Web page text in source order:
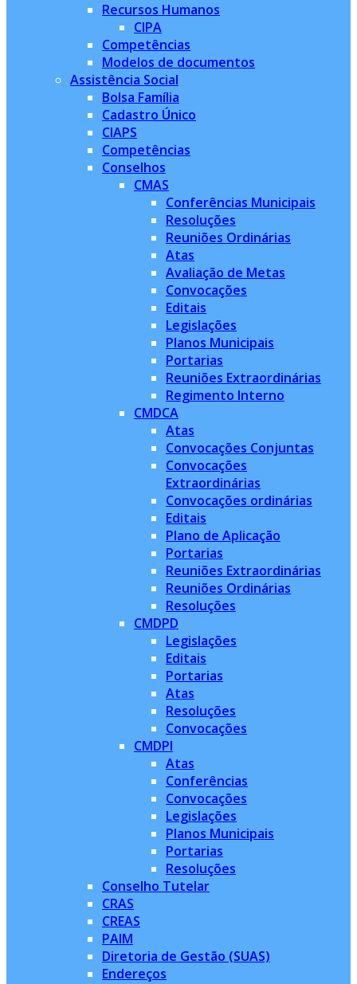
Recursos Humanos
CIPA
Competências
Modelos de documentos
Assistência Social
Bolsa Família
Cadastro Único
CIAPS
Competências
Conselhos
CMAS
Conferências Municipais
Resoluções
Reuniões Ordinárias
Atas
Avaliação de Metas
Convocações
Editais
Legislações
Planos Municipais
Portarias
Reuniões Extraordinárias
Regimento Interno
CMDCA
Atas
Convocações Conjuntas
Convocações
Extraordinárias
Convocações ordinárias
Editais
Plano de Aplicação
Portarias
Reuniões Extraordinárias
Reuniões Ordinárias
Resoluções
CMDPD
Legislações
Editais
Portarias
Atas
Resoluções
Convocações
CMDPI
Atas
Conferências
Convocações
Legislações
Planos Municipais
Portarias
Resoluções
Conselho Tutelar
CRAS
CREAS
PAIM
Diretoria de Gestão (SUAS)
Endereços